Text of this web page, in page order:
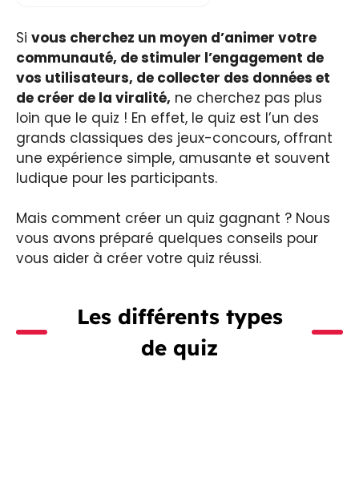
Si vous cherchez un moyen d’animer votre
communauté, de stimuler l’engagement de
vos utilisateurs, de collecter des données et
de créer de la viralité, ne cherchez pas plus
loin que le quiz ! En effet, le quiz est l’un des
grands classiques des jeux-concours, offrant
une expérience simple, amusante et souvent
ludique pour les participants.
Mais comment créer un quiz gagnant ? Nous
vous avons préparé quelques conseils pour
vous aider à créer votre quiz réussi.
Les différents types
de quiz